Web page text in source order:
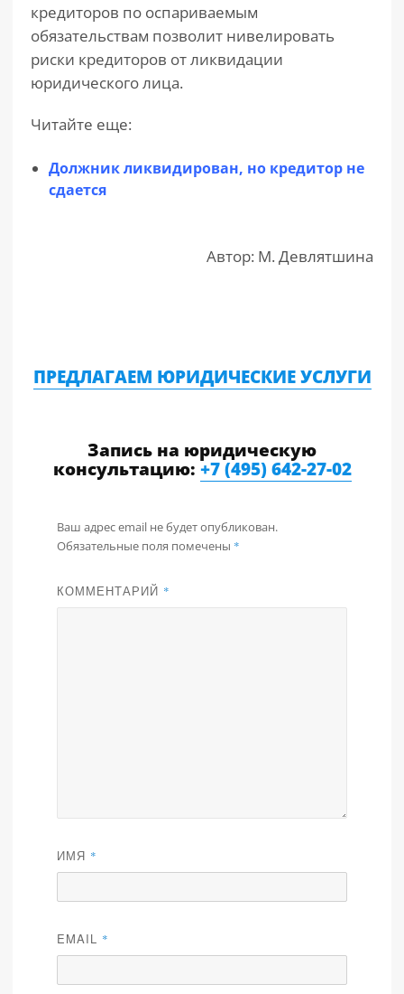
кредиторов по оспариваемым
обязательствам позволит нивелировать
риски кредиторов от ликвидации
юридического лица.
Читайте еще:
Должник ликвидирован, но кредитор не
сдается
Автор: М. Девлятшина
ПРЕДЛАГАЕМ ЮРИДИЧЕСКИЕ УСЛУГИ
Запись на юридическую
консультацию: +7 (495) 642-27-02
Ваш адрес email не будет опубликован.
Обязательные поля помечены *
КОММЕНТАРИЙ *
ИМЯ *
EMAIL *